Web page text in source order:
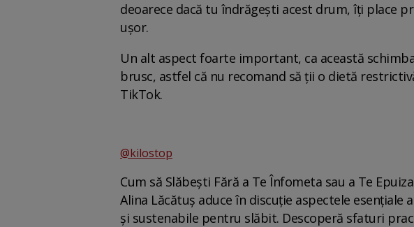
deoarece dacă tu îndrăgești acest drum, îți place
ușor.
Un alt aspect foarte important, ca această
brusc, astfel că nu recomand să ții o dietă
TikTok.
@kilostop
Cum să Slăbești Fără a Te Înfometa sau a Te
Alina Lăcătuș aduce în discuție aspectele esențiale
și sustenabile pentru slăbit. Descoperă sfaturi